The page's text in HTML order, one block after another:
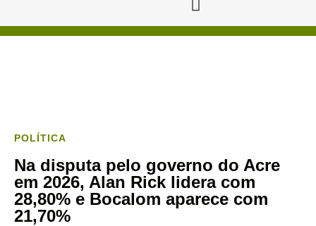
POLÍTICA
Na disputa pelo governo do Acre
em 2026, Alan Rick lidera com
28,80% e Bocalom aparece com
21,70%